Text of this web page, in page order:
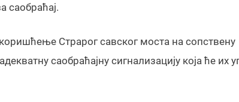
саобраћај.
коришћење Страрог савског моста на сопствену
саобраћајну сигнализацију која ће их